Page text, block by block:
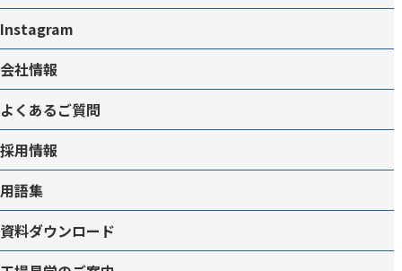
Instagram
会社情報
よくあるご質問
採用情報
用語集
資料ダウンロード